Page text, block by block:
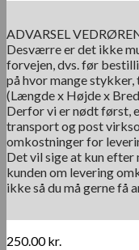
ADVARSEL
Desværre er det ikke
forvejen, dvs. før
på hvor mange
(Længde x Højde x
Derfor vi er nødt først,
transport og post
omkostninger for
Det vil sige at kun
kunden om levering
ikke så du må gerne få
250.00kr.